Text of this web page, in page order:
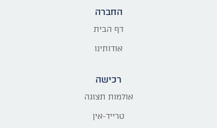
החברה
דף הבית
אודותינו
רכישה
אולמות תצוגה
טרייד-אין